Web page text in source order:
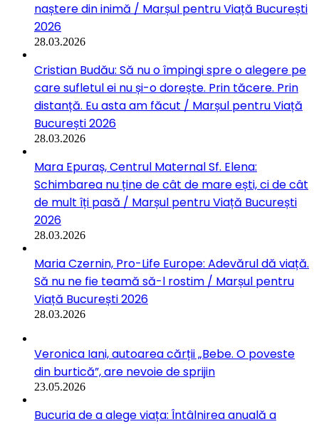
naștere din inimă / Marșul pentru Viață București
2026
28.03.2026
Cristian Budău: Să nu o împingi spre o alegere pe
care sufletul ei nu și-o dorește. Prin tăcere. Prin
distanță. Eu asta am făcut / Marșul pentru Viață
București 2026
28.03.2026
Mara Epuraș, Centrul Maternal Sf. Elena:
Schimbarea nu ține de cât de mare ești, ci de cât
de mult îți pasă / Marșul pentru Viață București
2026
28.03.2026
Maria Czernin, Pro-Life Europe: Adevărul dă viață.
Să nu ne fie teamă să-l rostim / Marșul pentru
Viață București 2026
28.03.2026
Veronica Iani, autoarea cărții „Bebe. O poveste
din burtică”, are nevoie de sprijin
23.05.2026
Bucuria de a alege viața: Întâlnirea anuală a